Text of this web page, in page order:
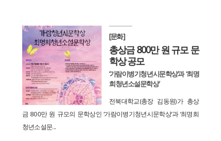
[문화]
총상금 800만 원 규모 문
학상 공모
‘가람이병기청년시문학상’과 ‘최명
희청년소설문학상’
전북대학교(총장 김동원)가 총상
금 800만 원 규모의 문학상인 ‘가람이병기청년시문학상’과 ‘최명희
청년소설문...